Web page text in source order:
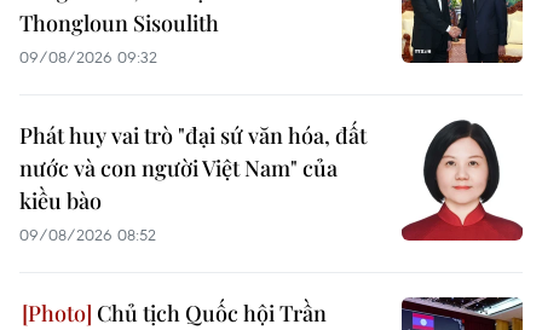
Thongloun Sisoulith
09/08/2026 09:32
Phát huy vai trò "đại sứ văn hóa, đất
nước và con người Việt Nam" của
kiều bào
09/08/2026 08:52
Chủ tịch Quốc hội Trần